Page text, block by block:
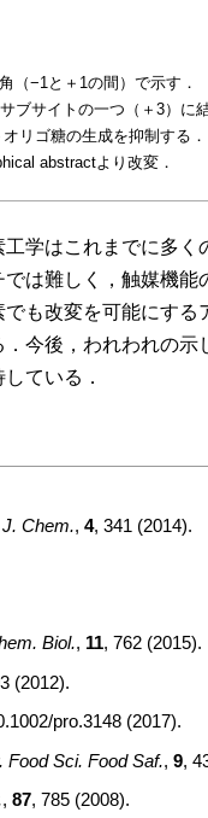
（−1と＋1の間）で示す．
ブサイトの一つ（＋3）に
リゴ糖の生成を抑制する．
abstractより改変．
学はこれまでに多く
は難しく，触媒機能
も改変を可能にする
今後，われわれの示
ている．
Chem., 4, 341 (2014).
Biol., 11, 762 (2015).
(2012).
pro.3148 (2017).
Food Sci. Food Saf., 9,
, 87, 785 (2008).